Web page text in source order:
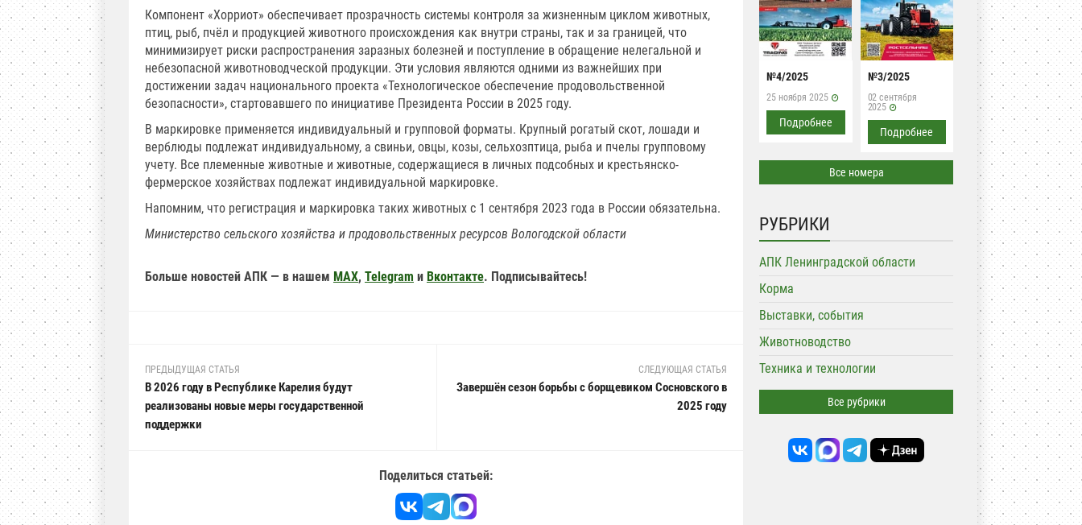
Компонент «Хорриот» обеспечивает прозрачность системы контроля за жизненным циклом животных,
птиц, рыб, пчёл и продукцией животного происхождения как внутри страны, так и за границей, что
минимизирует риски распространения заразных болезней и поступление в обращение нелегальной и
небезопасной животноводческой продукции. Эти условия являются одними из важнейших при
достижении задач национального проекта «Технологическое обеспечение продовольственной
безопасности», стартовавшего по инициативе Президента России в 2025 году.
В маркировке применяется индивидуальный и групповой форматы. Крупный рогатый скот, лошади и
верблюды подлежат индивидуальному, а свиньи, овцы, козы, сельхозптица, рыба и пчелы групповому
учету. Все племенные животные и животные, содержащиеся в личных подсобных и крестьянско-
фермерское хозяйствах подлежат индивидуальной маркировке.
Напомним, что регистрация и маркировка таких животных с 1 сентября 2023 года в России обязательна.
Министерство сельского хозяйства и продовольственных ресурсов Вологодской области
Больше новостей АПК — в нашем MAX, Telegram и Вконтакте. Подписывайтесь!
ПРЕДЫДУЩАЯ СТАТЬЯ
В 2026 году в Республике Карелия будут
реализованы новые меры государственной
поддержки
СЛЕДУЮЩАЯ СТАТЬЯ
Завершён сезон борьбы с борщевиком Сосновского в
2025 году
Поделиться статьей:
№4/2025
25 ноября 2025
Подробнее
№3/2025
02 сентября
2025
Подробнее
Все номера
РУБРИКИ
АПК Ленинградской области
Корма
Выставки, события
Животноводство
Техника и технологии
Все рубрики